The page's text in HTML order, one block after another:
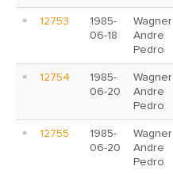
12753
1985-
06-18
Wagner
Andre
Pedro
12754
1985-
06-20
Wagner
Andre
Pedro
12755
1985-
06-20
Wagner
Andre
Pedro